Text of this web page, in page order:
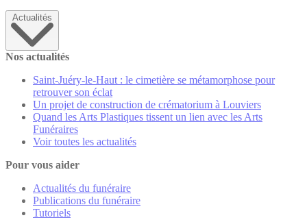
Actualités
Nos actualités
Saint-Juéry-le-Haut : le cimetière se métamorphose pour
retrouver son éclat
Un projet de construction de crématorium à Louviers
Quand les Arts Plastiques tissent un lien avec les Arts
Funéraires
Voir toutes les actualités
Pour vous aider
Actualités du funéraire
Publications du funéraire
Tutoriels